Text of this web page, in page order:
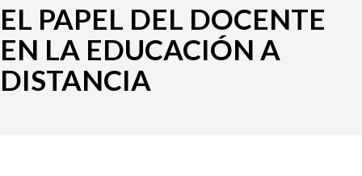
EL PAPEL DEL DOCENTE
EN LA EDUCACIÓN A
DISTANCIA